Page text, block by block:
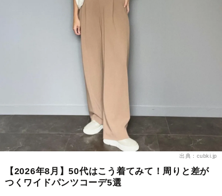
出典：cubki.jp
【2026年8月】50代はこう着てみて！周りと差が
つくワイドパンツコーデ5選